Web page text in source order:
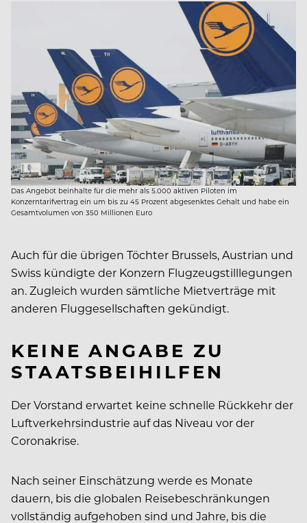
Das Angebot beinhalte für die mehr als 5.000 aktiven Piloten im
Konzerntarifvertrag ein um bis zu 45 Prozent abgesenktes Gehalt und habe ein
Gesamtvolumen von 350 Millionen Euro
Auch für die übrigen Töchter Brussels, Austrian und
Swiss kündigte der Konzern Flugzeugstilllegungen
an. Zugleich wurden sämtliche Mietverträge mit
anderen Fluggesellschaften gekündigt.
KEINE ANGABE ZU
STAATSBEIHILFEN
Der Vorstand erwartet keine schnelle Rückkehr der
Luftverkehrsindustrie auf das Niveau vor der
Coronakrise.
Nach seiner Einschätzung werde es Monate
dauern, bis die globalen Reisebeschränkungen
vollständig aufgehoben sind und Jahre, bis die